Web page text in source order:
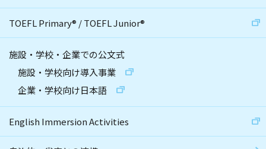
TOEFL Primary® /TOEFL Junior®
施設・学校・企業での公文式
施設・学校向け導入事業
企業・学校向け日本語
English Immersion Activities